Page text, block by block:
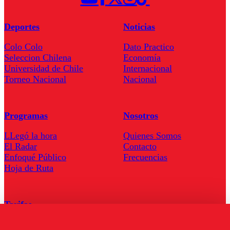
Deportes
Colo Colo
Seleccion Chilena
Universidad de Chile
Torneo Nacional
Noticias
Dato Practico
Economía
Internacional
Nacional
Programas
LLegó la hora
El Radar
Enfoqué Público
Hoja de Ruta
Nosotros
Quienes Somos
Contacto
Frecuencias
Tarifas